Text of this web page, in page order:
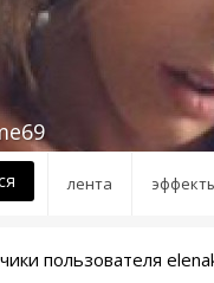
лента
пользователя